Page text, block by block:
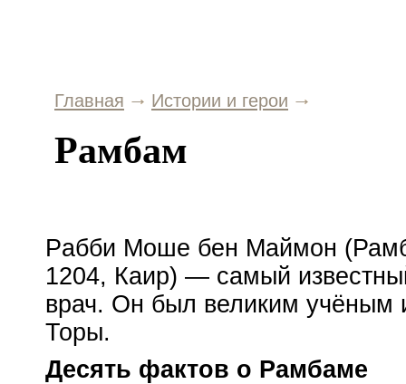
Главная Истории и герои
Рамбам
Pабби Моше бен Маймон
1204, Каир) — самый
врач. Он был великим учёным
Торы.
Десять фактов о Рамбаме